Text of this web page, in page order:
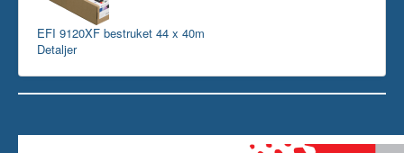
EFI 9120XF bestruket 44 x 40m
Detaljer